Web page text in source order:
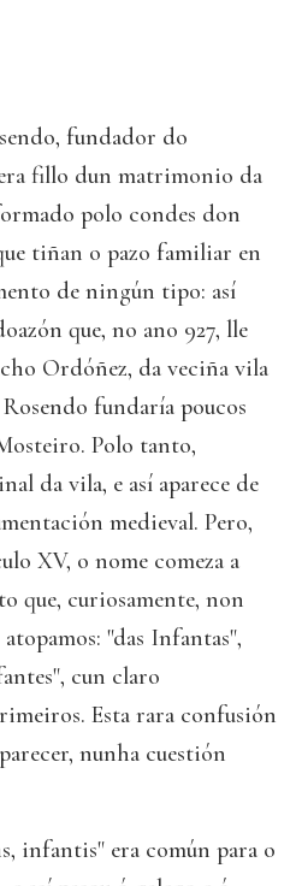
fundador do
fillo dun matrimonio da
polo condes don
tiñan o pazo familiar en
de ningún tipo: así
que, no ano 927, lle
Ordóñez, da veciña vila
fundaría poucos
Polo tanto,
da vila, e así aparece de
medieval. Pero,
XV, o nome comeza a
que, curiosamente, non
"das Infantas",
cun claro
Esta rara confusión
nunha cuestión
infantis" era común para o